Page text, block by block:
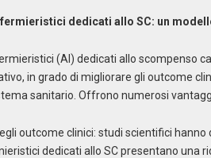
dedicati allo SC: un
(AI) dedicati allo scompenso
in grado di migliorare gli outcome
sanitario. Offrono numerosi
outcome clinici: studi scientifici
dedicati allo SC presentano una